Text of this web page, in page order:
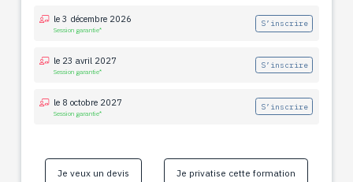
le 3 décembre 2026
Session garantie*
S’inscrire
le 23 avril 2027
Session garantie*
S’inscrire
le 8 octobre 2027
Session garantie*
S’inscrire
Je veux un devis Je privatise cette formation